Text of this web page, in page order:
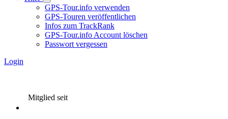
GPS-Tour.info verwenden
GPS-Touren veröffentlichen
Infos zum TrackRank
GPS-Tour.info Account löschen
Passwort vergessen
Login
Mitglied seit